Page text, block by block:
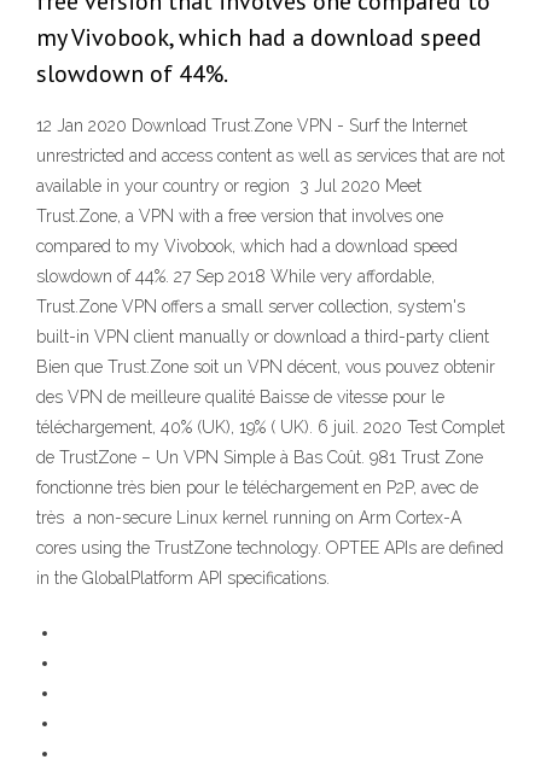
my Vivobook, which had a download speed
slowdown of 44%.
12 Jan 2020 Download Trust.Zone VPN - Surf the Internet
unrestricted and access content as well as services that are not
available in your country or region 3 Jul 2020 Meet
Trust.Zone, a VPN with a free version that involves one
compared to my Vivobook, which had a download speed
slowdown of 44%. 27 Sep 2018 While very affordable,
Trust.Zone VPN offers a small server collection, system's
built-in VPN client manually or download a third-party client
Bien que Trust.Zone soit un VPN décent, vous pouvez obtenir
des VPN de meilleure qualité Baisse de vitesse pour le
téléchargement, 40% (UK), 19% ( UK). 6 juil. 2020 Test Complet
de TrustZone – Un VPN Simple à Bas Coût. 981 Trust Zone
fonctionne très bien pour le téléchargement en P2P, avec de
très a non-secure Linux kernel running on Arm Cortex-A
cores using the TrustZone technology. OPTEE APIs are defined
in the GlobalPlatform API specifications.